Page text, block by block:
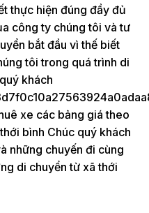
thực hiện đúng đầy đủ
công ty chúng tôi và tư
bắt đầu vì thế biết
tôi trong quá trình di
khách
xe các bảng giá theo
bình Chúc quý khách
những chuyến đi cùng
di chuyển từ xã thới